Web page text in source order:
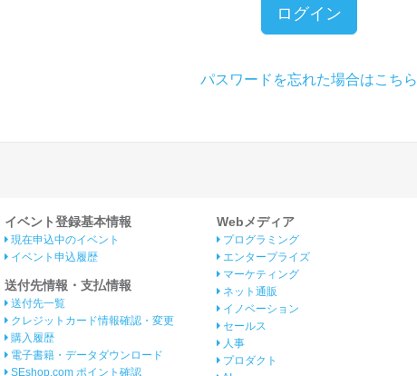
ログイン
パスワードを忘れた場合はこちら
イベント登録基本情報
現在申込中のイベント
イベント申込履歴
送付先情報・支払情報
送付先一覧
クレジットカード情報確認・変更
購入履歴
電子書籍・データダウンロード
SEshop.com ポイント確認
Webメディア
プログラミング
エンタープライズ
マーケティング
ネット通販
イノベーション
セールス
人事
プロダクト